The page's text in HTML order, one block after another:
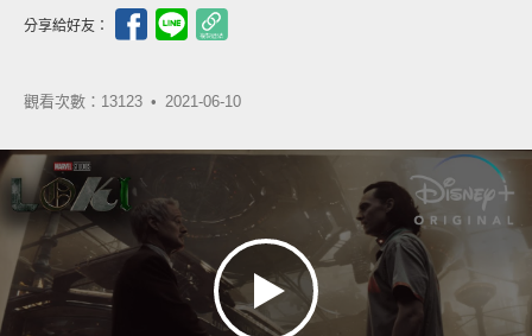
分享給好友：
觀看次數：13123 • 2021-06-10